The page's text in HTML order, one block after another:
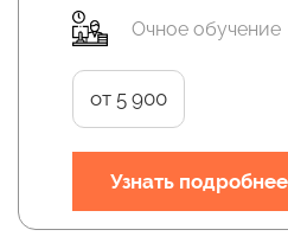
Очное обучение
от 5 900
Узнать подробнее